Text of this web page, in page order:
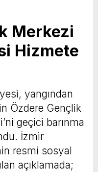
Merkezi
Hizmete
yangından
Özdere Gençlik
geçici barınma
İzmir
resmi sosyal
açıklamada;